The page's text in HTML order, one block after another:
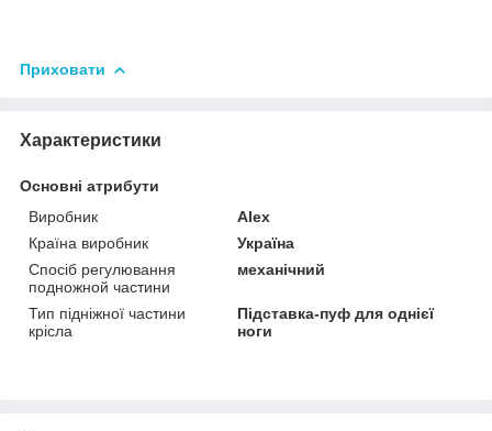
Приховати
Характеристики
Основні атрибути
Виробник
Alex
Країна виробник
Україна
Спосіб регулювання
подножной частини
механічний
Тип підніжної частини
крісла
Підставка-пуф для однієї
ноги